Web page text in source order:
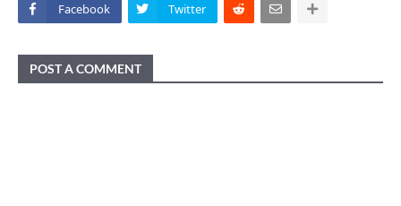
Facebook Twitter
POST A COMMENT